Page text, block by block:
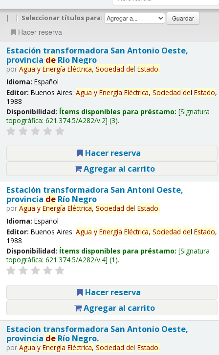
| | Seleccionar títulos para:
Hacer reserva
Estación transformadora San Antonio Oeste,
provincia deRío Negro
por Agua y Energía Eléctrica, Sociedad del Estado.
Idioma: Español
Editor: Buenos Aires: Agua y Energía Eléctrica, Sociedad del Estado,
1988
Disponibilidad: Ítems disponibles para préstamo: Signatura
topográfica: 621.374.5/A282/v.2 (3).
Hacer reserva
Agregar al carrito
Estación transformadora San Antoni Oeste,
provincia deRío Negro
por Agua y Energía Eléctrica, Sociedad del Estado.
Idioma: Español
Editor: Buenos Aires: Agua y Energía Eléctrica, Sociedad del Estado,
1988
Disponibilidad: Ítems disponibles para préstamo: Signatura
topográfica: 621.374.5/A282/v.4 (1).
Hacer reserva
Agregar al carrito
Estacion transformadora San Antonio Oeste,
provincia deRío Negro.
por Agua y Energía Eléctrica, Sociedad del Estado.